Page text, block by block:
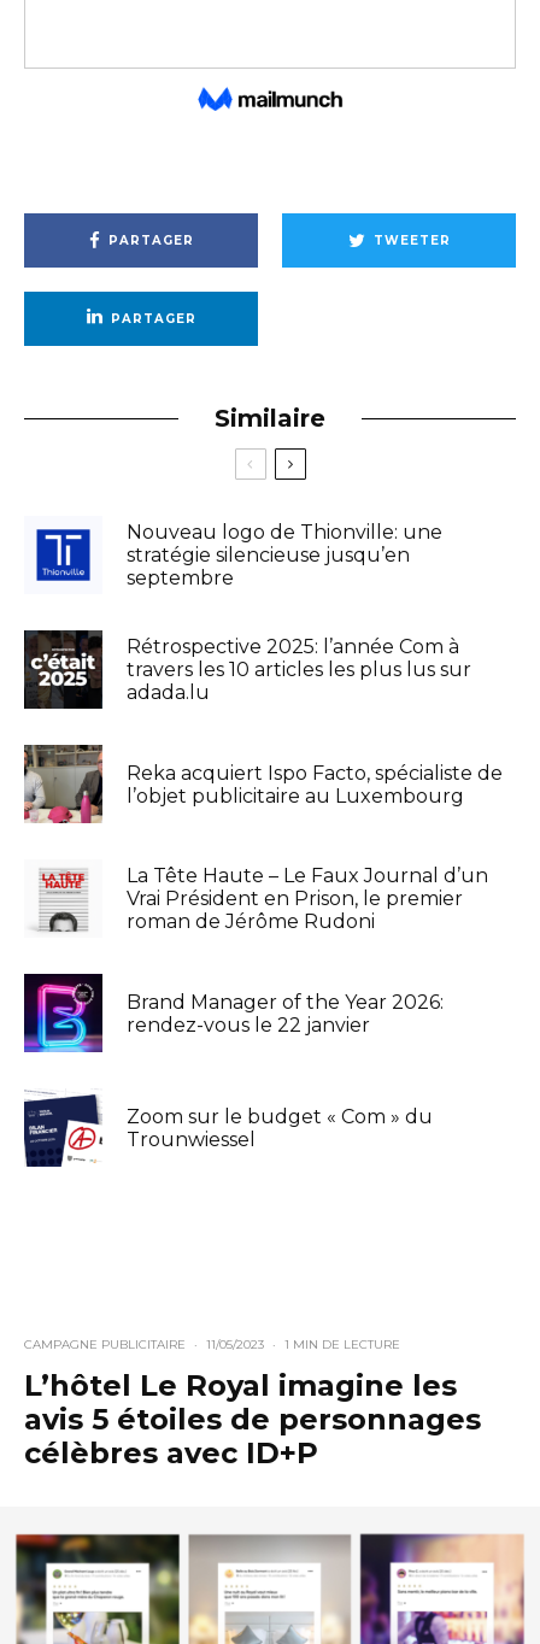
PARTAGER TWEETER
PARTAGER
Similaire
Nouveau logo de Thionville: une
stratégie silencieuse jusqu’en
septembre
Rétrospective 2025: l’année Com à
travers les 10 articles les plus lus sur
adada.lu
Reka acquiert Ispo Facto, spécialiste de
l’objet publicitaire au Luxembourg
La Tête Haute – Le Faux Journal d’un
Vrai Président en Prison, le premier
roman de Jérôme Rudoni
Brand Manager of the Year 2026:
rendez-vous le 22 janvier
Zoom sur le budget « Com » du
Trounwiessel
CAMPAGNE PUBLICITAIRE · 11/05/2023 · 1 MIN DE LECTURE
L’hôtel Le Royal imagine les
avis 5 étoiles de personnages
célèbres avec ID+P